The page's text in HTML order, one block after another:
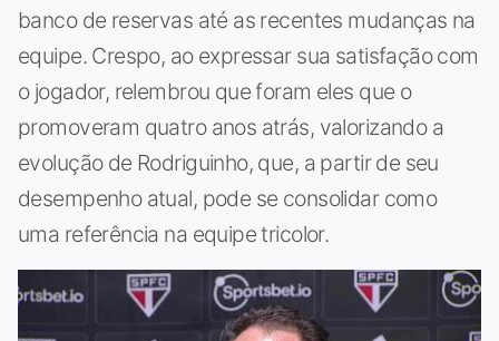
banco de reservas até as recentes mudanças na
equipe. Crespo, ao expressar sua satisfação com
o jogador, relembrou que foram eles que o
promoveram quatro anos atrás, valorizando a
evolução de Rodriguinho, que, a partir de seu
desempenho atual, pode se consolidar como
uma referência na equipe tricolor.